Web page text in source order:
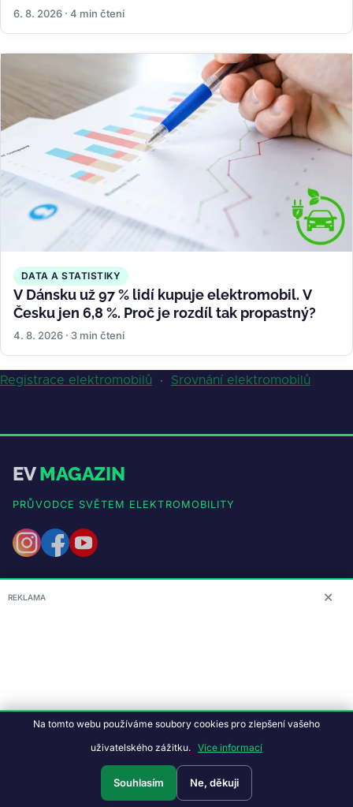
6. 8. 2026 · 4 min čtení
DATA A STATISTIKY
V Dánsku už 97 % lidí kupuje elektromobil. V
Česku jen 6,8 %. Proč je rozdíl tak propastný?
4. 8. 2026 · 3 min čtení
Registrace elektromobilů · Srovnání elektromobilů
EVMAGAZIN
PRŮVODCE SVĚTEM ELEKTROMOBILITY
OBSAH
Nabíjecí stanice
REKLAMA ✕
Na tomto webu používáme soubory cookies pro zlepšení vašeho
uživatelského zážitku. Více informací
Souhlasím Ne, děkuji